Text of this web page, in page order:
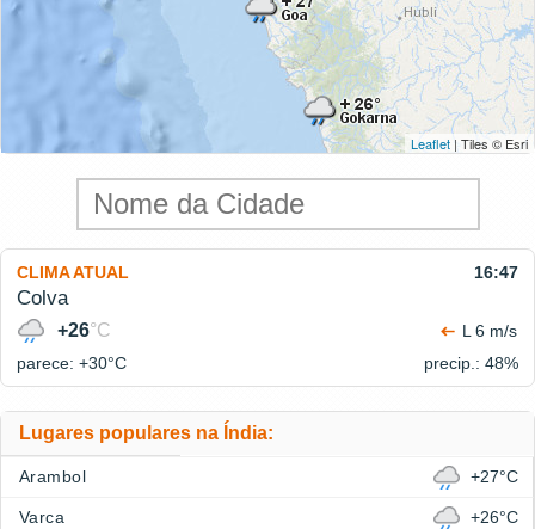
Leaflet | Tiles © Esri
CLIMA ATUAL 16:47
Colva
+26°C
L 6 m/s
parece: +30°C precip.: 48%
Lugares populares na Índia:
Arambol +27°C
Varca +26°C